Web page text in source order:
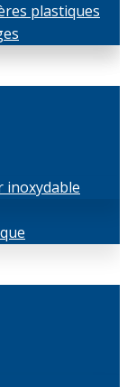
plastiques
inoxydable